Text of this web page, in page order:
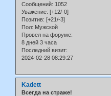
Сообщений: 1052
Уважение: [+12/-0]
Позитив: [+21/-3]
Пол: Мужской
Провел на форуме:
8 дней 3 часа
Последний визит:
2024-02-28 08:29:27
Kadett
Всегда на страже!